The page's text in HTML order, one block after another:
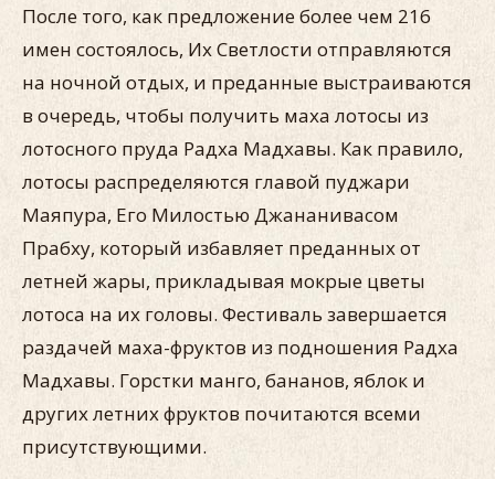
После того, как предложение более чем 216
имен состоялось, Их Светлости отправляются
на ночной отдых, и преданные выстраиваются
в очередь, чтобы получить маха лотосы из
лотосного пруда Радха Мадхавы. Как правило,
лотосы распределяются главой пуджари
Маяпура, Его Милостью Джананивасом
Прабху, который избавляет преданных от
летней жары, прикладывая мокрые цветы
лотоса на их головы. Фестиваль завершается
раздачей маха-фруктов из подношения Радха
Мадхавы. Горстки манго, бананов, яблок и
других летних фруктов почитаются всеми
присутствующими.